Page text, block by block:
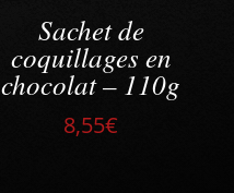
Sachet de
coquillages en
chocolat – 110g
8,55€